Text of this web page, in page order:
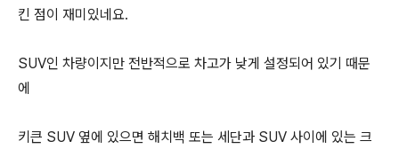
킨 점이 재미있네요.
SUV인 차량이지만 전반적으로 차고가 낮게 설정되어 있기 때문
에
키큰 SUV 옆에 있으면 해치백 또는 세단과 SUV 사이에 있는 크